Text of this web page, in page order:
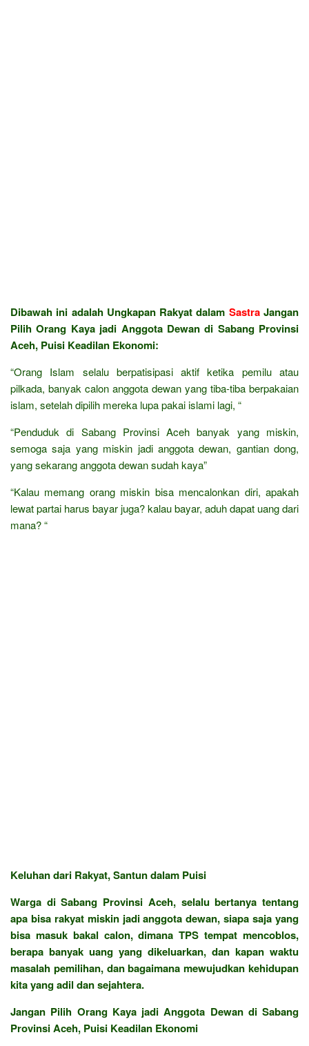
Dibawah ini adalah Ungkapan Rakyat dalam SastraJangan
Pilih Orang Kaya jadi Anggota Dewan di Sabang Provinsi
Aceh, Puisi Keadilan Ekonomi:
“Orang Islam selalu berpatisipasi aktif ketika pemilu atau
pilkada, banyak calon anggota dewan yang tiba-tiba berpakaian
islam, setelah dipilih mereka lupa pakai islami lagi, “
“Penduduk di Sabang Provinsi Aceh banyak yang miskin,
semoga saja yang miskin jadi anggota dewan, gantian dong,
yang sekarang anggota dewan sudah kaya”
“Kalau memang orang miskin bisa mencalonkan diri, apakah
lewat partai harus bayar juga? kalau bayar, aduh dapat uang dari
mana? “
Keluhan dari Rakyat, Santun dalam Puisi
Warga di Sabang Provinsi Aceh, selalu bertanya tentang
apa bisa rakyat miskin jadi anggota dewan, siapa saja yang
bisa masuk bakal calon, dimana TPS tempat mencoblos,
berapa banyak uang yang dikeluarkan, dan kapan waktu
masalah pemilihan, dan bagaimana mewujudkan kehidupan
kita yang adil dan sejahtera.
Jangan Pilih Orang Kaya jadi Anggota Dewan di Sabang
Provinsi Aceh, Puisi Keadilan Ekonomi